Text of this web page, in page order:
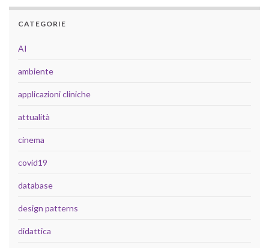
CATEGORIE
AI
ambiente
applicazioni cliniche
attualità
cinema
covid19
database
design patterns
didattica